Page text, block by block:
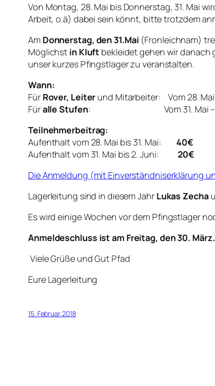
Von Montag, 28. Mai bis Donnerstag, 31. Mai
Arbeit, o.ä) dabei sein könnt, bitte trotzdem
Am Donnerstag, den 31.Mai (Fronleichnam)
Möglichst in Kluft bekleidet gehen wir danach
unser kurzes Pfingstlager zu veranstalten.
Wann:
Für Rover, Leiter und Mitarbeiter: Vom 28. Mai
Füralle Stufen: Vom 31. Mai –
Teilnehmerbeitrag:
Aufenthalt vom 28. Mai bis 31. Mai: 40€
Aufenthalt vom 31. Mai bis 2. Juni: 20€
Die Anmeldung (mit Einverständniserklärung
Lagerleitung sind in diesem Jahr Lukas Zecha
Es wird einige Wochen vor dem Pfingstlager
Anmeldeschluss ist am Freitag, den 30. März.
Viele Grüße und Gut Pfad
Eure Lagerleitung
15. Februar 2018